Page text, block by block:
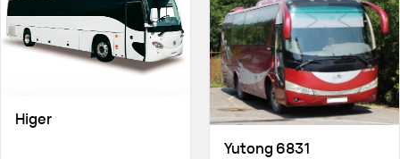
Higer
Yutong 6831